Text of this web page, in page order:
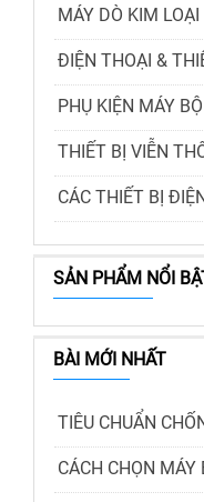
MÁY DÒ KIM LOẠI
ĐIỆN THOẠI &
PHỤ KIỆN MÁY
THIẾT BỊ VIỄN
CÁC THIẾT BỊ
SẢN PHẨM NỔI
BÀI MỚI NHẤT
TIÊU CHUẨN
CÁCH CHỌN